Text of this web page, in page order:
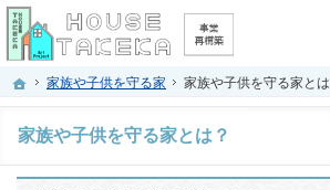
ホーム
家族や子供を守る家 家族や子供を守る家とは
家族や子供を守る家とは？
プロの目線からご提案。京都府京都市の注文住宅・
京都府京都市の新築・注文住宅・新築戸建てを手がけ